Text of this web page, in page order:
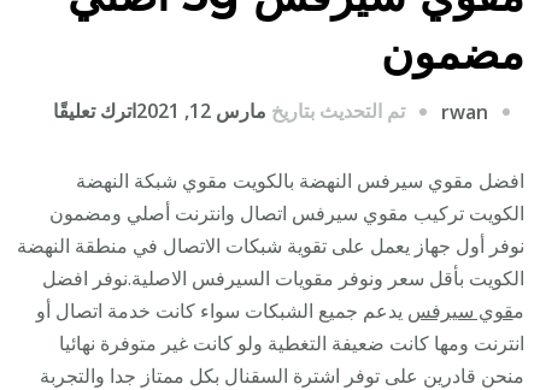
مضمون
rwan تم التحديث بتاريخ مارس 12, 2021 اترك تعليقًا
النهضة
/
مقوي
افضل مقوي سيرفس النهضة بالكويت مقوي شبكة النهضة
الكويت تركيب مقوي سيرفس اتصال وانترنت أصلي ومضمون
نوفر أول جهاز يعمل على تقوية شبكات الاتصال في منطقة النهضة
الكويت بأقل سعر ونوفر مقويات السيرفس الاصلية.نوفر افضل
مقوي سيرفس يدعم جميع الشبكات سواء كانت خدمة اتصال أو
انترنت ومها كانت ضعيفة التغطية ولو كانت غير متوفرة نهائيا
منحن قادرين على توفر اشترة السقنال بكل ممتاز جدا والتجربة